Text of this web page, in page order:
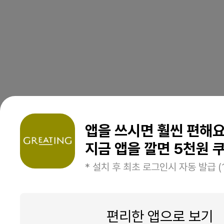
앱을 쓰시면 훨씬 편해
지금 앱을 깔면 5천원
* 설치 후 최초 로그인시 자동 발급
편리한 앱으로 보기